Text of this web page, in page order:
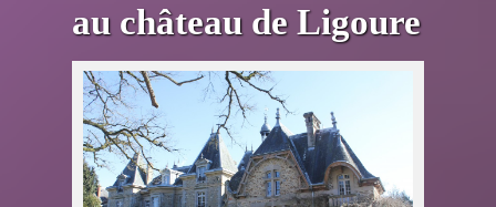
au château de Ligoure